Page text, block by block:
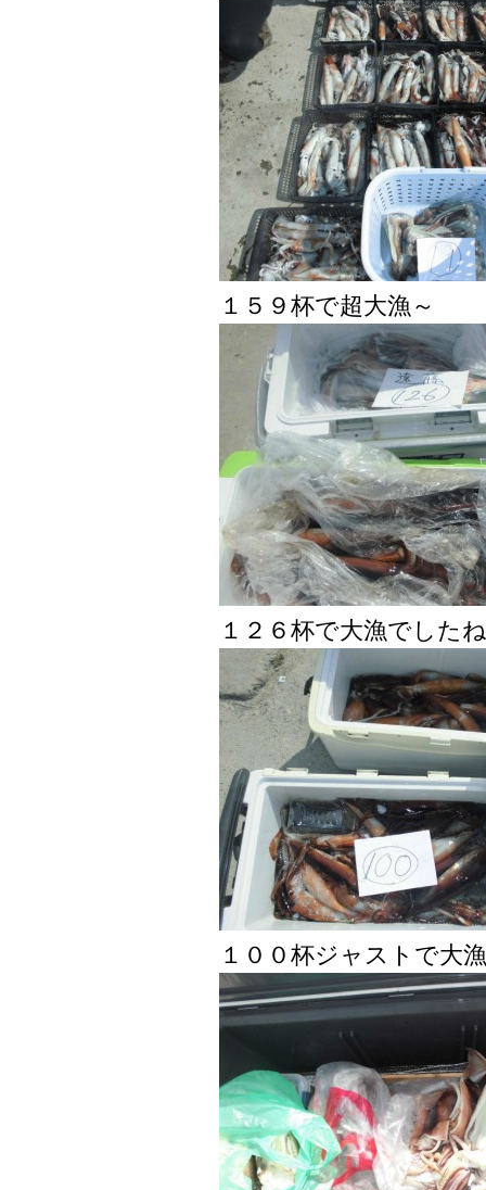
１５９杯で超大漁～
１２６杯で大漁でした
１００杯ジャストで大